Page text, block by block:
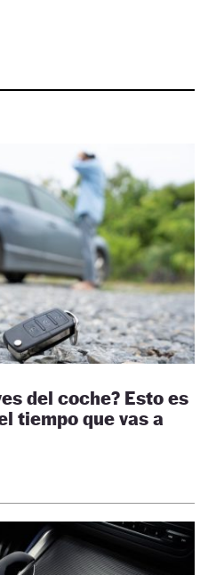
del coche? Esto es
tiempo que vas a